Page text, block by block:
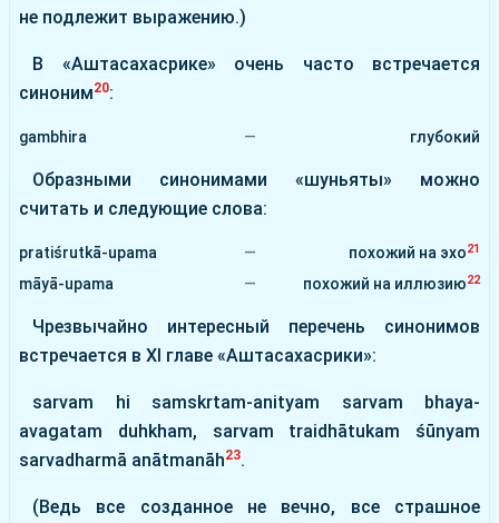
не подлежит выражению.)
В «Аштасахасрике» очень часто встречается
синоним20:
gambhira — глубокий
Образными синонимами «шуньяты» можно
считать и следующие слова:
pratiśrutkā-upama — похожий на эхо21
māyā-upama — похожий на иллюзию22
Чрезвычайно интересный перечень синонимов
встречается в ХІ главе «Аштасахасрики»:
sarvam hi samskrtam-anityam sarvam bhaya-
avagatam duhkham, sarvam traidhātukam śūnyam
sarvadharmā anātmanāh23.
(Ведь все созданное не вечно, все страшное